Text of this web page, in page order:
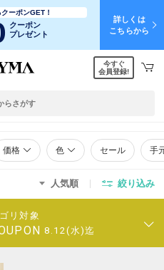
ーポンGET！
クーポン
プレゼント
詳しくは
こちらから
今すぐ
会員登録!
価格 色 セール 手
人気順 絞り込み
リ対象
8.12(水)迄